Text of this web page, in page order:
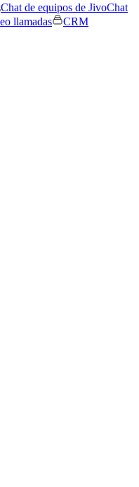
Chat de equipos de JivoChat
llamadas
CRM